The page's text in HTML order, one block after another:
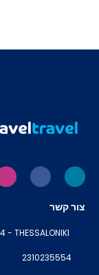
צור קשר
2310235554